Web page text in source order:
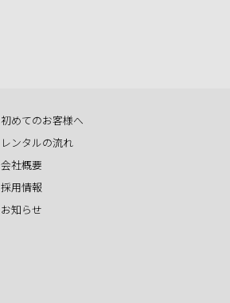
初めてのお客様へ
レンタルの流れ
会社概要
採用情報
お知らせ